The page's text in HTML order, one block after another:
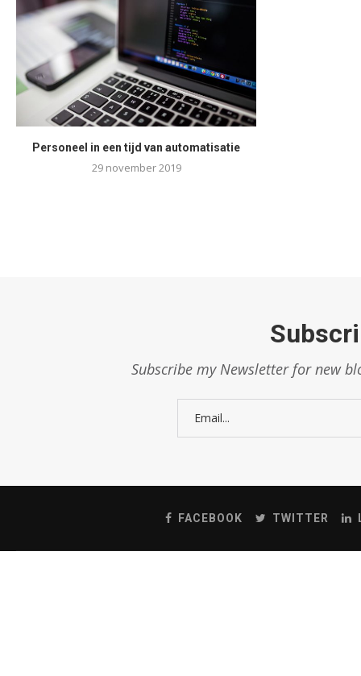
Personeel in een tijd van automatisatie
29 november 2019
Subscribe my Newsletter for new
FACEBOOK TWITTER